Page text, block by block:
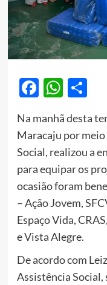
Na manhã desta
Maracaju por
Social, realizou a
para equipar os
ocasião foram
– Ação Jovem,
Espaço Vida,
e Vista Alegre.
De acordo com
Assistência Social,